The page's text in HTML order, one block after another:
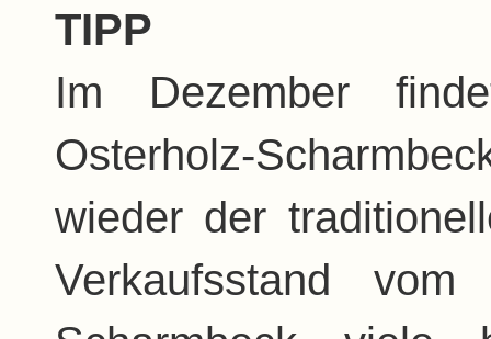
TIPP
Im Dezember
Osterholz-
wieder der
Verkaufsstand vom